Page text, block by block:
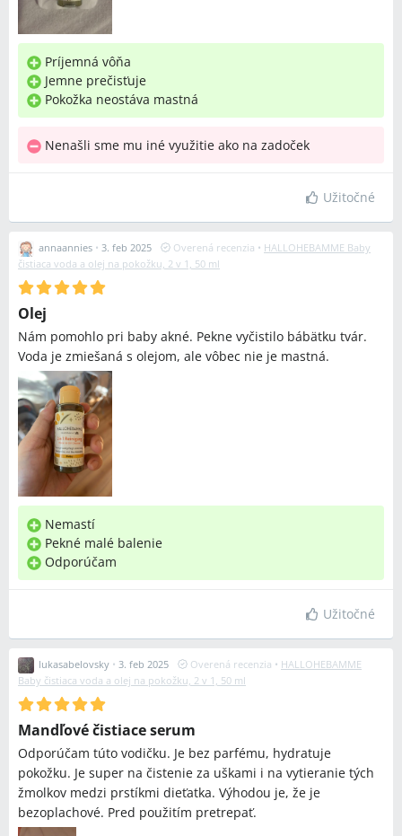
Príjemná vôňa
Jemne prečisťuje
Pokožka neostáva mastná
Nenašli sme mu iné využitie ako na zadoček
Užitočné
annaannies • 3. feb 2025 Overená recenzia • HALLOHEBAMME Baby
čistiaca voda a olej na pokožku, 2 v 1, 50 ml
Olej
Nám pomohlo pri baby akné. Pekne vyčistilo bábätku tvár.
Voda je zmiešaná s olejom, ale vôbec nie je mastná.
Nemastí
Pekné malé balenie
Odporúčam
Užitočné
lukasabelovsky • 3. feb 2025 Overená recenzia • HALLOHEBAMME
Baby čistiaca voda a olej na pokožku, 2 v 1, 50 ml
Mandľové čistiace serum
Odporúčam túto vodičku. Je bez parfému, hydratuje
pokožku. Je super na čistenie za uškami i na vytieranie tých
žmolkov medzi prstíkmi dieťatka. Výhodou je, že je
bezoplachové. Pred použitím pretrepať.